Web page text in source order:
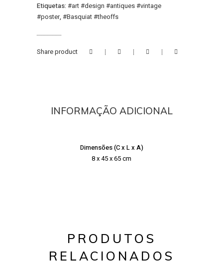
Etiquetas: #art #design #antiques #vintage
#poster, #Basquiat #theoffs
Share product
INFORMAÇÃO ADICIONAL
Dimensões (C x L x A)
8 x 45 x 65 cm
PRODUTOS
RELACIONADOS